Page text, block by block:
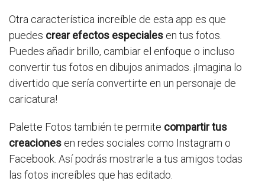
Otra característica increíble de esta app es que
puedes crear efectos especiales en tus fotos.
Puedes añadir brillo, cambiar el enfoque o incluso
convertir tus fotos en dibujos animados. ¡Imagina lo
divertido que sería convertirte en un personaje de
caricatura!
Palette Fotos también te permite compartir tus
creaciones en redes sociales como Instagram o
Facebook. Así podrás mostrarle a tus amigos todas
las fotos increíbles que has editado.